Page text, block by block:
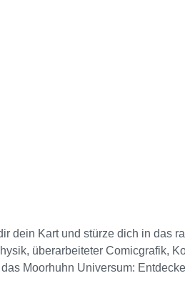
in der Community. Lokaler
dein Kart und stürze dich in das
überarbeiteter Comicgrafik,
Moorhuhn Universum: